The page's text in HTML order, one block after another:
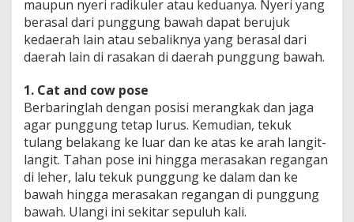
maupun nyeri radikuler atau keduanya. Nyeri yang
berasal dari punggung bawah dapat berujuk
kedaerah lain atau sebaliknya yang berasal dari
daerah lain di rasakan di daerah punggung bawah.
1. Cat and cow pose
Berbaringlah dengan posisi merangkak dan jaga
agar punggung tetap lurus. Kemudian, tekuk
tulang belakang ke luar dan ke atas ke arah langit-
langit. Tahan pose ini hingga merasakan regangan
di leher, lalu tekuk punggung ke dalam dan ke
bawah hingga merasakan regangan di punggung
bawah. Ulangi ini sekitar sepuluh kali.